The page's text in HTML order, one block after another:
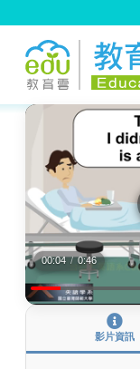
:::
00:04 / 0:46
影片資訊